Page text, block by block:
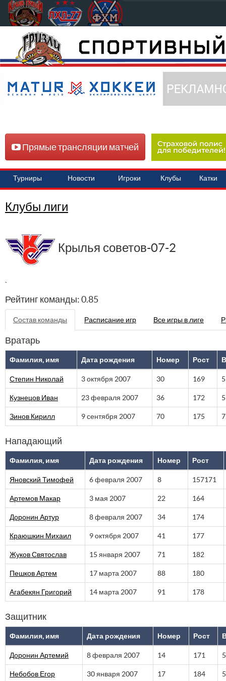
Прямые трансляции матчей
Турниры Новости Игроки Клубы Катки
Клубы лиги
Крылья советов-07-2
`
Рейтинг команды: 0.85
Состав команды Расписание игр Все игры в лиге
Вратарь
Фамилия, имя Дата рождения Номер Рост
Степин Николай 3 октября 2007 30 169
Кузнецов Иван 23 февраля 2007 36 172
Зинов Кирилл 9 сентября 2007 70 175
Нападающий
Фамилия, имя Дата рождения Номер Рост
Яновский Тимофей 6 февраля 2007 8 157171
Артемов Макар 3 мая 2007 22 164
Доронин Артур 8 февраля 2007 34 174
Краюшкин Михаил 9 октября 2007 41 177
Жуков Святослав 15 января 2007 71 182
Пешков Артем 17 марта 2007 88 180
Агабекян Григорий 14 марта 2007 91 178
Защитник
Фамилия, имя Дата рождения Номер Рост
Доронин Артемий 8 февраля 2007 14 171
Небобов Егор 30 января 2007 17 184